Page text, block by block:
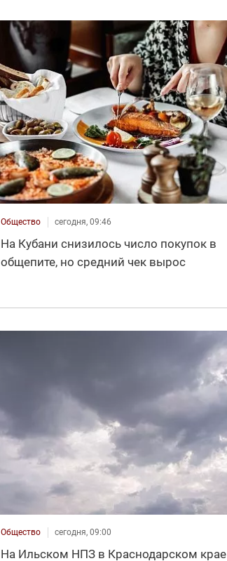
Общество сегодня, 09:46
На Кубани снизилось число покупок в
общепите, но средний чек вырос
Общество сегодня, 09:00
На Ильском НПЗ в Краснодарском крае